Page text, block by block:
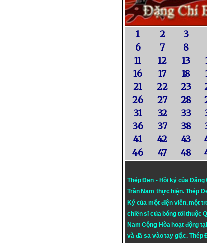
1 2 3
6
7 8
11
12 13
16
17 18
21
22 23
26
27 28
31
32 33
36
37 38
41
42 43
46
47 48
Thép Đen - Hồi ký của Đặng
Trần Nam thực hiện. Thép
Ký của một điện viên, một
chiến sĩ của bóng tối thuộc
Nam Cộng Hòa hoạt động
và đã sa vào tay giặc. Thép